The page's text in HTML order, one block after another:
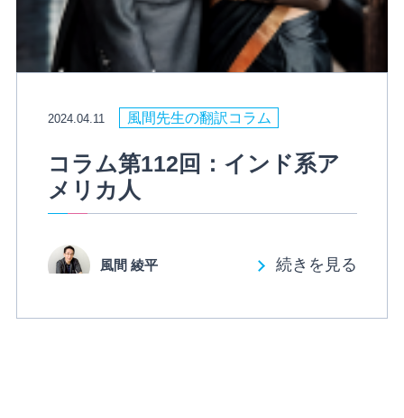
2024.04.11 風間先生の翻訳コラム
コラム第112回：インド系ア
メリカ人
風間 綾平 続きを見る